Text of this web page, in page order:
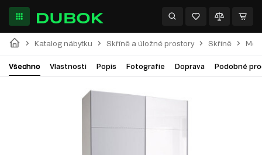
Katalog nábytku Skříně a úložné prostory Skříně
Všechno Vlastnosti Popis Fotografie Doprava Podobné